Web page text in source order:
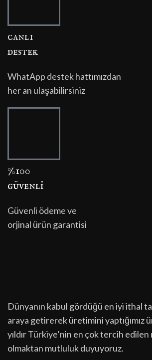
canli
destek
WhatApp destek hattımızdan
her an ulaşabilirsiniz
%100
güvenli̇
Güvenli ödeme ve
orjinal ürün garantisi
Dünyanın kabul gördüğü en iyi ithal
araya getirerek üretimini yaptığımız
yıldır Türkiye’nin en çok tercih edilen
olmaktan mutluluk duyuyoruz.